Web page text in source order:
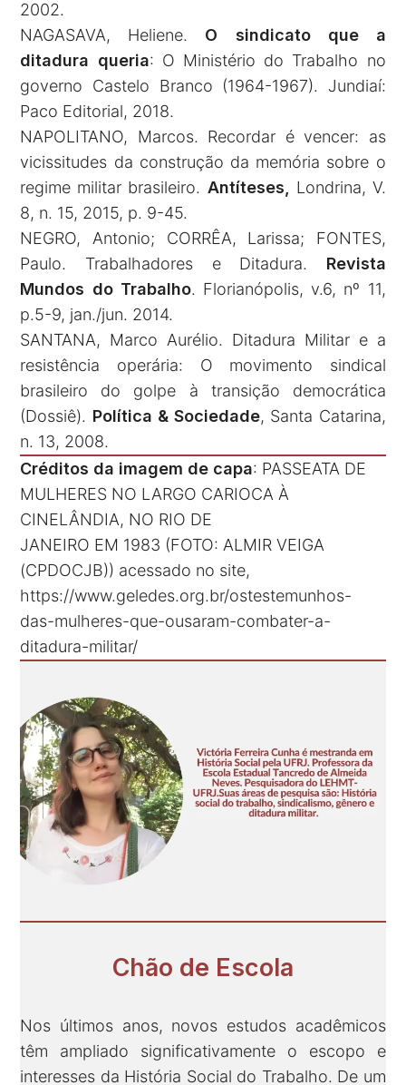
2002.
NAGASAVA, Heliene. O sindicato que a
ditadura queria: O Ministério do Trabalho no
governo Castelo Branco (1964-1967). Jundiaí:
Paco Editorial, 2018.
NAPOLITANO, Marcos. Recordar é vencer: as
vicissitudes da construção da memória sobre o
regime militar brasileiro. Antíteses,
Londrina, V.
8, n. 15, 2015, p. 9-45.
NEGRO, Antonio; CORRÊA, Larissa; FONTES,
Paulo. Trabalhadores e Ditadura. Revista
Mundos do Trabalho. Florianópolis, v.6, nº 11,
p.5-9, jan./jun. 2014.
SANTANA, Marco Aurélio. Ditadura Militar e a
resistência operária: O movimento sindical
brasileiro do golpe à transição democrática
(Dossiê). Política & Sociedade, Santa Catarina,
n. 13, 2008.
Créditos da imagem de capa: PASSEATA DE
MULHERES NO LARGO CARIOCA À
CINELÂNDIA, NO RIO DE
JANEIRO EM 1983 (FOTO: ALMIR VEIGA
(CPDOCJB)) acessado no site,
https://www.geledes.org.br/ostestemunhos-
das-mulheres-que-ousaram-combater-a-
ditadura-militar/
Chão de Escola
Nos últimos anos, novos estudos acadêmicos
têm ampliado significativamente o escopo e
interesses da História Social do Trabalho. De um